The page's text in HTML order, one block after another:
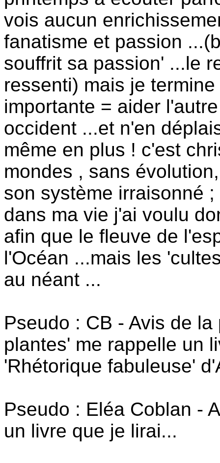
vois aucun
fanatisme et passion
souffrit sa passion' ...le
ressenti) mais je
importante = aider
occident ...et n'en
même en plus ! c'est
mondes , sans
son système irraisonné
dans ma vie j'ai voulu
afin que le fleuve de
l'Océan ...mais les
au néant ...
Pseudo : CB - Avis de
plantes' me rappelle un
'Rhétorique fabuleuse'
Pseudo : Eléa Coblan -
un livre que je lirai...